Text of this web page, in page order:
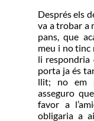
Després els
va a trobar a
pans, que
meu i no tinc
li respondria
porta ja és
llit; no em
asseguro
favor a
obligaria a